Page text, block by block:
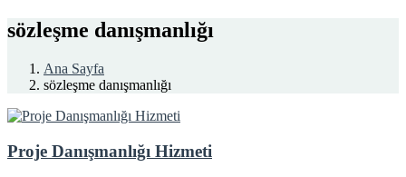
sözleşme danışmanlığı
Ana Sayfa
sözleşme danışmanlığı
Proje Danışmanlığı Hizmeti